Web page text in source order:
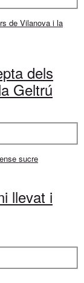
dels
Geltrú
llevat i